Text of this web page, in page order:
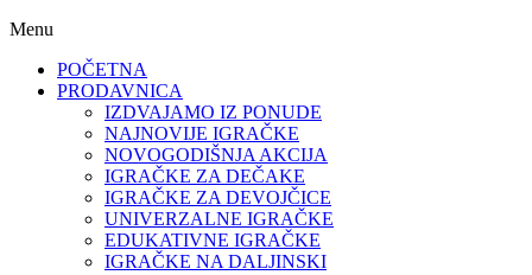
Menu
POČETNA
PRODAVNICA
IZDVAJAMO IZ PONUDE
NAJNOVIJE IGRAČKE
NOVOGODIŠNJA AKCIJA
IGRAČKE ZA DEČAKE
IGRAČKE ZA DEVOJČICE
UNIVERZALNE IGRAČKE
EDUKATIVNE IGRAČKE
IGRAČKE NA DALJINSKI